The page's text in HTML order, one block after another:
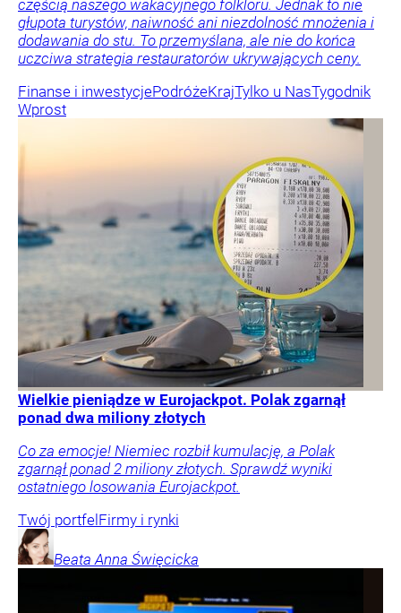
częścią naszego wakacyjnego folkloru. Jednak to nie
głupota turystów, naiwność ani niezdolność mnożenia i
dodawania do stu. To przemyślana, ale nie do końca
uczciwa strategia restauratorów ukrywających ceny.
Finanse i inwestycjePodróżeKrajTylko u NasTygodnik
Wprost
Wielkie pieniądze w Eurojackpot. Polak zgarnął
ponad dwa miliony złotych
Co za emocje! Niemiec rozbił kumulację, a Polak
zgarnął ponad 2 miliony złotych. Sprawdź wyniki
ostatniego losowania Eurojackpot.
Twój portfel Firmy i rynki
Beata Anna Święcicka